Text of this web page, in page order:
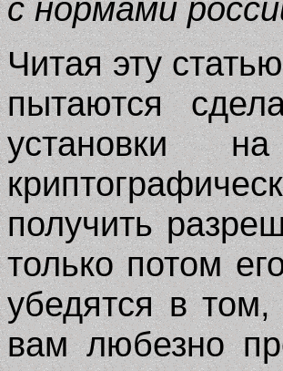
с нормами
Читая эту
пытаются
установки
получить
только потом
убедятся в
вам любезно